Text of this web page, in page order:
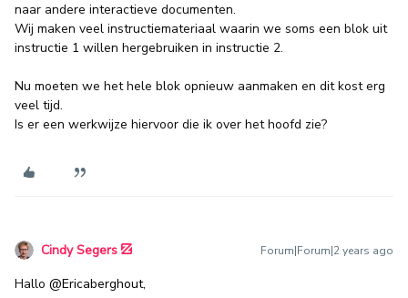
naar andere interactieve documenten.
Wij maken veel instructiemateriaal waarin we soms een blok uit
instructie 1 willen hergebruiken in instructie 2.
Nu moeten we het hele blok opnieuw aanmaken en dit kost erg
veel tijd.
Is er een werkwijze hiervoor die ik over het hoofd zie?
Cindy Segers Forum|Forum|2 years ago
Hallo @Ericaberghout,